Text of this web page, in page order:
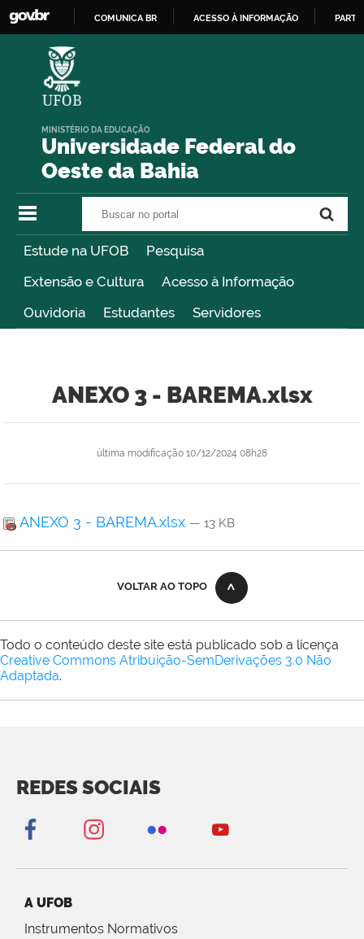
COMUNICA BR ACESSO À INFORMAÇÃO
Universidade Federal do
Oeste da Bahia
MINISTÉRIO DA EDUCAÇÃO
Estude na UFOB
Pesquisa
Extensão e Cultura
Acesso à Informação
Ouvidoria
Estudantes Servidores
ANEXO 3 - BAREMA.xlsx
última modificação 10/12/2024 08h28
ANEXO 3 - BAREMA.xlsx — 13 KB
VOLTAR AO TOPO
Todo o conteúdo deste site está publicado sob a licença
Creative Commons Atribuição-SemDerivações 3.0 Não
Adaptada.
REDES SOCIAIS
A UFOB
Instrumentos Normativos